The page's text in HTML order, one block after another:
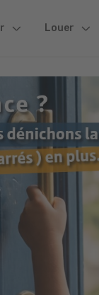
(current)Louer